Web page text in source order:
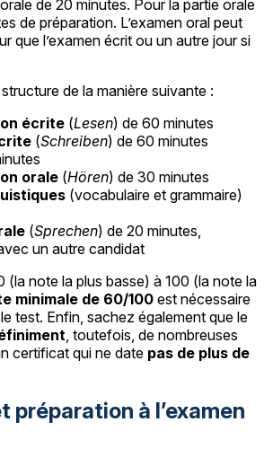
de 20 minutes. Pour la partie orale
de préparation. L’examen oral peut
que l’examen écrit ou un autre jour si
de la manière suivante :
écrite (Lesen) de 60 minutes
(Schreiben) de 60 minutes
orale (Hören) de 30 minutes
(vocabulaire et grammaire)
(Sprechen) de 20 minutes,
un autre candidat
(la note la plus basse) à 100 (la note la
minimale de 60/100 est nécessaire
test. Enfin, sachez également que le
, toutefois, de nombreuses
certificat qui ne date pas de plus de
préparation à l’examen